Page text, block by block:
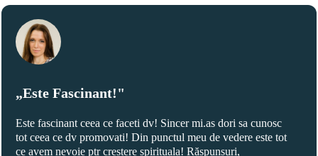
„Este Fascinant!"
Este fascinant ceea ce faceti dv! Sincer mi.as dori sa cunosc
tot ceea ce dv promovati! Din punctul meu de vedere este tot
ce avem nevoie ptr crestere spirituala! Răspunsuri,